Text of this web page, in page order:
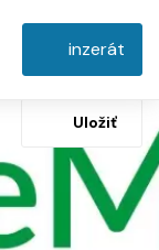
inzerát
Uložiť